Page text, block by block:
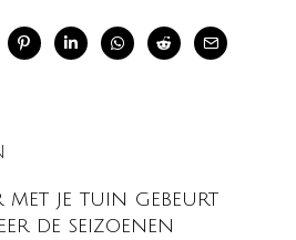
met je tuin gebeurt
de seizoenen